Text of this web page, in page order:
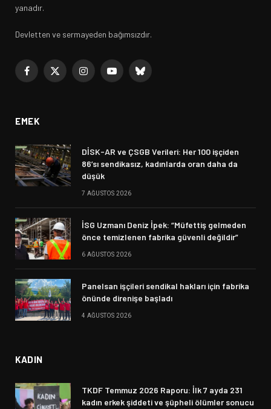
yanadır.
Devletten ve sermayeden bağımsızdır.
Facebook
X
InstagramYouTubeBluesky
EMEK
DİSK-AR ve ÇSGB Verileri: Her 100 işçiden
86’sı sendikasız, kadınlarda oran daha da
düşük
7 AĞUSTOS 2026
İSG Uzmanı Deniz İpek: “Müfettiş gelmeden
önce temizlenen fabrika güvenli değildir”
6 AĞUSTOS 2026
Panelsan işçileri sendikal hakları için fabrika
önünde direnişe başladı
4 AĞUSTOS 2026
KADIN
TKDF Temmuz 2026 Raporu: İlk 7 ayda 231
kadın erkek şiddeti ve şüpheli ölümler sonucu